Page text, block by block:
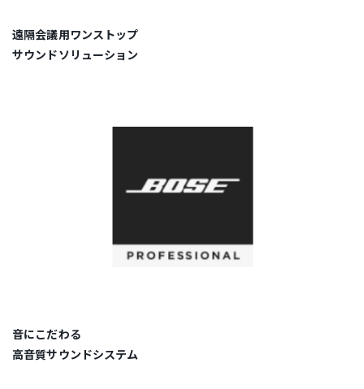
遠隔会議用ワンストップ
サウンドソリューション
音にこだわる
高音質サウンドシステム